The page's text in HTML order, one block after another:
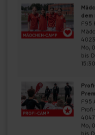
dem
F95
Mo,
bis
15:30
F95
Mo,
bis